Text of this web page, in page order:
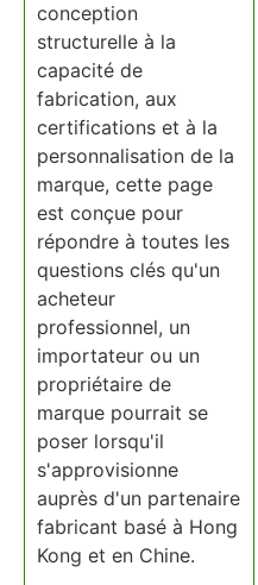
conception
structurelle à la
capacité de
fabrication, aux
certifications et à la
personnalisation de la
marque, cette page
est conçue pour
répondre à toutes les
questions clés qu'un
acheteur
professionnel, un
importateur ou un
propriétaire de
marque pourrait se
poser lorsqu'il
s'approvisionne
auprès d'un partenaire
fabricant basé à Hong
Kong et en Chine.